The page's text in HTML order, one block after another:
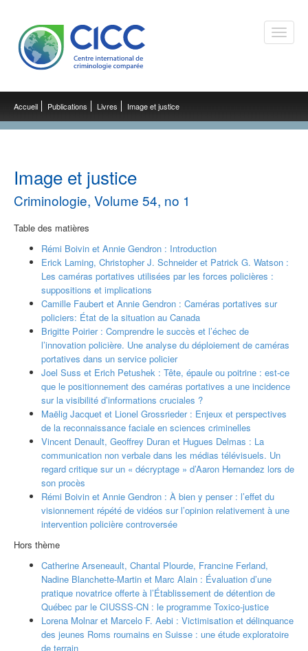
Toggle
Accueil Publications Livres Image et justice
Image et justice
Criminologie, Volume 54, no 1
Table des matières
Rémi Boivin et Annie Gendron : Introduction
Erick Laming, Christopher J. Schneider et Patrick G. Watson :
Les caméras portatives utilisées par les forces policières :
suppositions et implications
Camille Faubert et Annie Gendron : Caméras portatives sur
policiers: État de la situation au Canada
Brigitte Poirier : Comprendre le succès et l’échec de
l’innovation policière. Une analyse du déploiement de caméras
portatives dans un service policier
Joel Suss et Erich Petushek : Tête, épaule ou poitrine : est-ce
que le positionnement des caméras portatives a une incidence
sur la visibilité d’informations cruciales ?
Maëlig Jacquet et Lionel Grossrieder : Enjeux et perspectives
de la reconnaissance faciale en sciences criminelles
Vincent Denault, Geoffrey Duran et Hugues Delmas : La
communication non verbale dans les médias télévisuels. Un
regard critique sur un « décryptage » d’Aaron Hernandez lors de
son procès
Rémi Boivin et Annie Gendron : À bien y penser : l’effet du
visionnement répété de vidéos sur l’opinion relativement à une
intervention policière controversée
Hors thème
Catherine Arseneault, Chantal Plourde, Francine Ferland,
Nadine Blanchette-Martin et Marc Alain : Évaluation d’une
pratique novatrice offerte à l’Établissement de détention de
Québec par le CIUSSS-CN : le programme Toxico-justice
Lorena Molnar et Marcelo F. Aebi : Victimisation et délinquance
des jeunes Roms roumains en Suisse : une étude exploratoire
de terrain